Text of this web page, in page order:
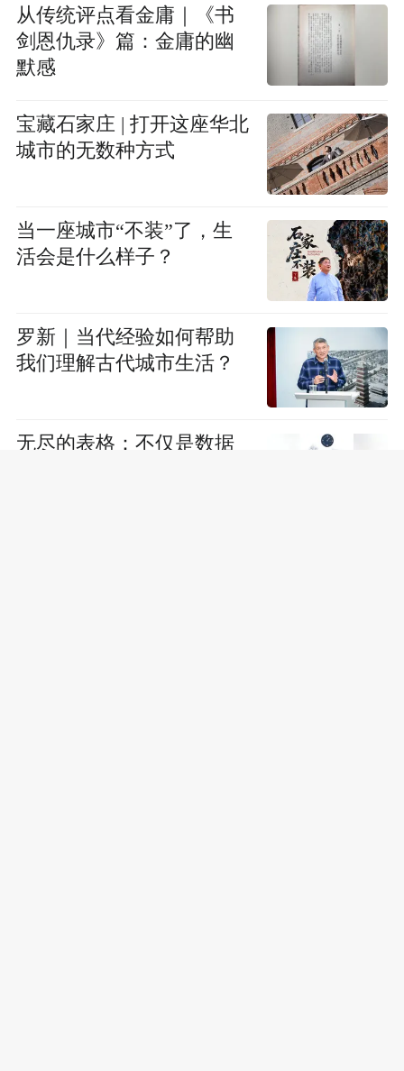
从传统评点看金庸｜《书
剑恩仇录》篇：金庸的幽
默感
宝藏石家庄 | 打开这座华北
城市的无数种方式
当一座城市“不装”了，生
活会是什么样子？
罗新｜当代经验如何帮助
我们理解古代城市生活？
无尽的表格：不仅是数据